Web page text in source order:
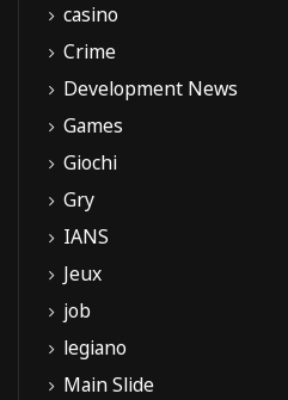
casino
Crime
Development News
Games
Giochi
Gry
IANS
Jeux
job
legiano
Main Slide